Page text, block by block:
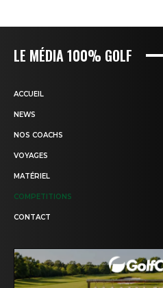
LE MÉDIA 100% GOLF
ACCUEIL
NEWS
NOS COACHS
VOYAGES
MATÉRIEL
COMPETITIONS
CONTACT